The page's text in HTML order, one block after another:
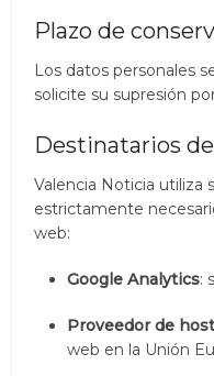
Plazo de
Los datos personales
solicite su supresión
Destinatarios
Valencia Noticia utiliza
estrictamente
web:
Google Analytics:
Proveedor de
web en la Unión